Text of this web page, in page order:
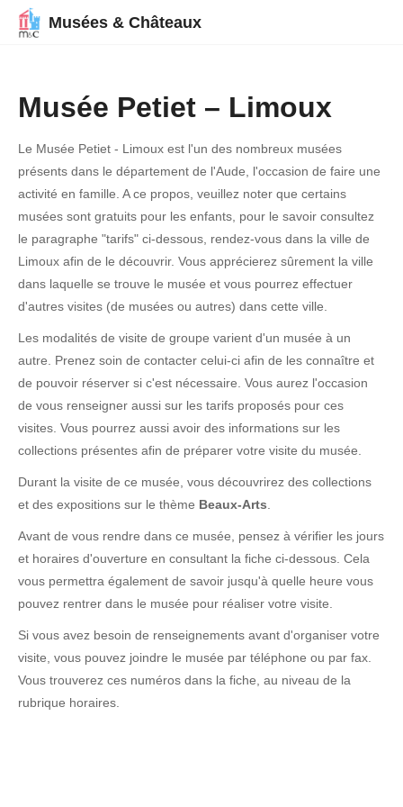
Musées & Châteaux
Musée Petiet – Limoux
Le Musée Petiet - Limoux est l'un des nombreux musées
présents dans le département de l'Aude, l'occasion de faire une
activité en famille. A ce propos, veuillez noter que certains
musées sont gratuits pour les enfants, pour le savoir consultez
le paragraphe "tarifs" ci-dessous, rendez-vous dans la ville de
Limoux afin de le découvrir. Vous apprécierez sûrement la ville
dans laquelle se trouve le musée et vous pourrez effectuer
d'autres visites (de musées ou autres) dans cette ville.
Les modalités de visite de groupe varient d'un musée à un
autre. Prenez soin de contacter celui-ci afin de les connaître et
de pouvoir réserver si c'est nécessaire. Vous aurez l'occasion
de vous renseigner aussi sur les tarifs proposés pour ces
visites. Vous pourrez aussi avoir des informations sur les
collections présentes afin de préparer votre visite du musée.
Durant la visite de ce musée, vous découvrirez des collections
et des expositions sur le thème Beaux-Arts
Avant de vous rendre dans ce musée, pensez à vérifier les jours
et horaires d'ouverture en consultant la fiche ci-dessous. Cela
vous permettra également de savoir jusqu'à quelle heure vous
pouvez rentrer dans le musée pour réaliser votre visite.
Si vous avez besoin de renseignements avant d'organiser votre
visite, vous pouvez joindre le musée par téléphone ou par fax.
Vous trouverez ces numéros dans la fiche, au niveau de la
rubrique horaires.